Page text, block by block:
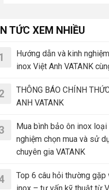
TỨC XEM NHIỀU
Hướng dẫn và kinh
inox Việt Anh VATANK
THÔNG BÁO CHÍNH
ANH VATANK
Mua bình bảo ôn inox
nghiệm chọn mua và sử
chuyên gia VATANK
Top 6 câu hỏi thường gặp